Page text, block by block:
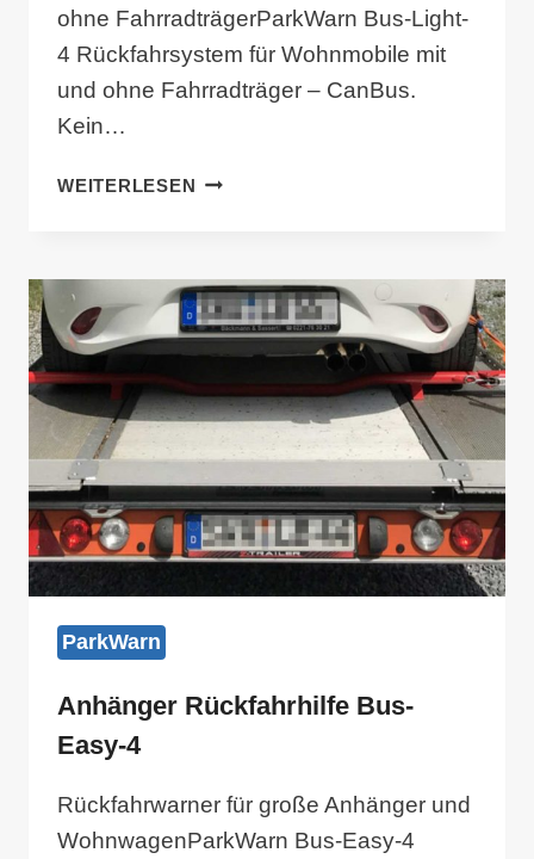
ohne FahrradträgerParkWarn Bus-Light-
4 Rückfahrsystem für Wohnmobile mit
und ohne Fahrradträger – CanBus.
Kein…
WEITERLESEN WOHNMOBIL
4
ParkWarn
Anhänger Rückfahrhilfe Bus-
Easy-4
Rückfahrwarner für große Anhänger und
WohnwagenParkWarn Bus-Easy-4